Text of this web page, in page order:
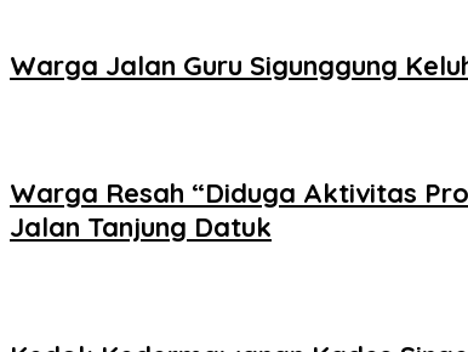
Warga Jalan Guru Sigunggung
Warga Resah “Diduga Aktivitas
Jalan Tanjung Datuk